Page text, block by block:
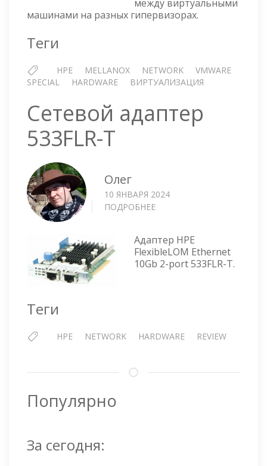
И
MELLANOX
PROLIANT
DL360
между виртуальными
машинами на разных гипервизорах.
Теги
HPE MELLANOX NETWORK
VMWARE
SPECIAL
HARDWARE ВИРТУАЛИЗАЦИЯ
Сетевой адаптер
533FLR-T
Олег
10 ЯНВАРЯ 2024
ПОДРОБНЕЕ
533FLR-
T
Адаптер HPE
FlexibleLOM Ethernet
10Gb 2-port 533FLR-T.
Теги
HPE NETWORK HARDWARE REVIEW
Популярно
За сегодня: